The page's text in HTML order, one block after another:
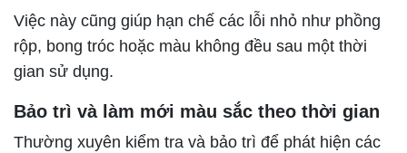
Việc này cũng giúp hạn chế các lỗi nhỏ như phồng
rộp, bong tróc hoặc màu không đều sau một thời
gian sử dụng.
Bảo trì và làm mới màu sắc theo thời gian
Thường xuyên kiểm tra và bảo trì để phát hiện các